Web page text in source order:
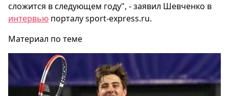
сложится в следующем году", - заявил Шевченко в
интервью порталу sport-express.ru.
Материал по теме